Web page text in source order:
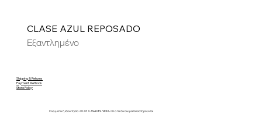
CLASE AZUL REPOSADO
Εξαντλημένο
Shipping & Returns
Payment Methods
Store Policy
Πνευματική ιδιοκτησία 2026 CAVA DEL VINO– Όλα τα δικαιώματα διατηρούνται